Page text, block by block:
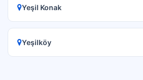
Yeşil Konak
Yeşilköy